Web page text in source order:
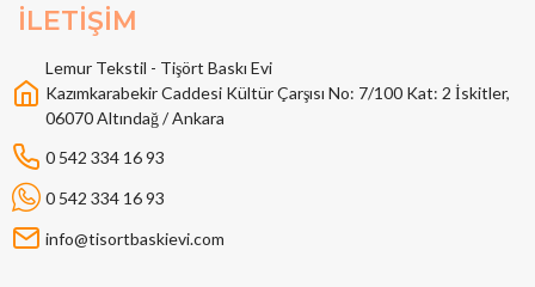
İLETİŞİM
Lemur Tekstil - Tişört Baskı Evi
Kazımkarabekir Caddesi Kültür Çarşısı No: 7/100 Kat: 2 İskitler,
06070 Altındağ / Ankara
0 542 334 16 93
0 542 334 16 93
info@tisortbaskievi.com